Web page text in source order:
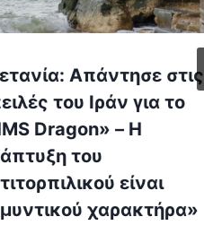
Απάντησε στις
του Ιράν για το
Dragon» – Η
του
είναι
χαρακτήρα»